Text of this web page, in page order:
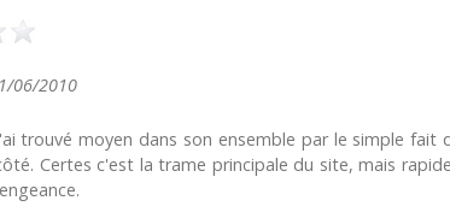
06/2010
trouvé moyen dans son ensemble par le simple
Certes c'est la trame principale du site, mais